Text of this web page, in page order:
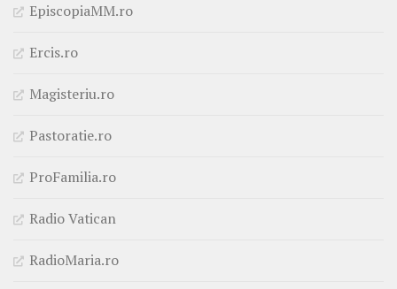
EpiscopiaMM.ro
Ercis.ro
Magisteriu.ro
Pastoratie.ro
ProFamilia.ro
Radio Vatican
RadioMaria.ro